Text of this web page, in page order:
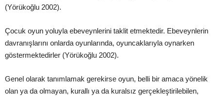
(Yörükoğlu 2002).
Çocuk oyun yoluyla ebeveynlerini taklit etmektedir. Ebeveynlerin
davranışlarını onlarda oyunlarında, oyuncaklarıyla oynarken
göstermektedirler (Yörükoğlu 2002).
Genel olarak tanımlamak gerekirse oyun, belli bir amaca yönelik
olan ya da olmayan, kurallı ya da kuralsız gerçekleştirilebilen,